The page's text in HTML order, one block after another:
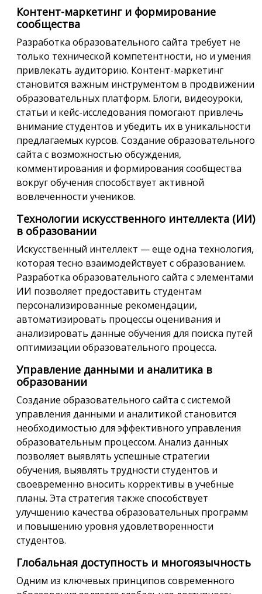
Контент-маркетинг и формирование
сообщества
Разработка образовательного сайта требует не
только технической компетентности, но и умения
привлекать аудиторию. Контент-маркетинг
становится важным инструментом в продвижении
образовательных платформ. Блоги, видеоуроки,
статьи и кейс-исследования помогают привлечь
внимание студентов и убедить их в уникальности
предлагаемых курсов. Создание образовательного
сайта с возможностью обсуждения,
комментирования и формирования сообщества
вокруг обучения способствует активной
вовлеченности учеников.
Технологии искусственного интеллекта (ИИ)
в образовании
Искусственный интеллект — еще одна технология,
которая тесно взаимодействует с образованием.
Разработка образовательного сайта с элементами
ИИ позволяет предоставить студентам
персонализированные рекомендации,
автоматизировать процессы оценивания и
анализировать данные обучения для поиска путей
оптимизации образовательного процесса.
Управление данными и аналитика в
образовании
Создание образовательного сайта с системой
управления данными и аналитикой становится
необходимостью для эффективного управления
образовательным процессом. Анализ данных
позволяет выявлять успешные стратегии
обучения, выявлять трудности студентов и
своевременно вносить коррективы в учебные
планы. Эта стратегия также способствует
улучшению качества образовательных программ
и повышению уровня удовлетворенности
студентов.
Глобальная доступность и многоязычность
Одним из ключевых принципов современного